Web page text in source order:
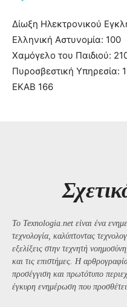
Δίωξη Ηλεκτρονικού
Ελληνική Αστυνομία: 100
Χαμόγελο του Παιδιού:
Πυροσβεστική Υπηρεσία:
ΕΚΑΒ 166
Το Texnologia.net είναι ένα
τεχνολογία, καλύπτοντας
εξελίξεις στην τεχνητή
και τις επιστήμες. Η
προσέγγιση και πρωτότυπο
έγκυρη ενημέρωση που